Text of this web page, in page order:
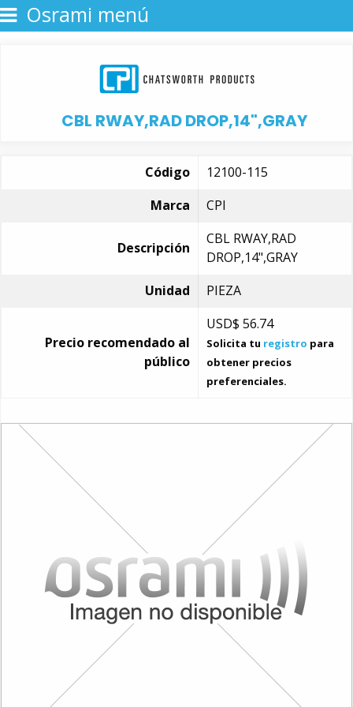
Osrami menú
CBL RWAY,RAD DROP,14",GRAY
Código
12100-115
Marca
CPI
Descripción
CBL RWAY,RAD
DROP,14",GRAY
Unidad
PIEZA
Precio recomendado al
público
USD$ 56.74
Solicita tu registro para
obtener precios
preferenciales.